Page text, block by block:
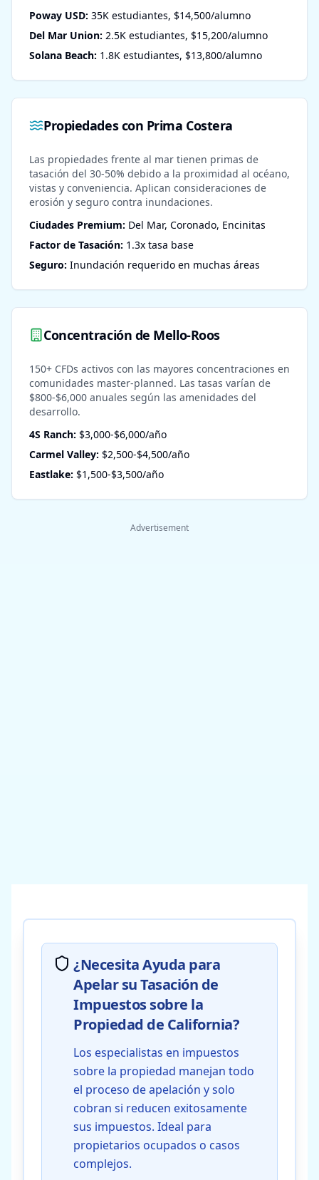
Poway USD: 35K estudiantes, $14,500/alumno
Del Mar Union: 2.5K estudiantes, $15,200/alumno
Solana Beach: 1.8K estudiantes, $13,800/alumno
Propiedades con Prima Costera
Las propiedades frente al mar tienen primas de
tasación del 30-50% debido a la proximidad al océano,
vistas y conveniencia. Aplican consideraciones de
erosión y seguro contra inundaciones.
Ciudades Premium: Del Mar, Coronado, Encinitas
Factor de Tasación: 1.3x tasa base
Seguro: Inundación requerido en muchas áreas
Concentración de Mello-Roos
150+ CFDs activos con las mayores concentraciones en
comunidades master-planned. Las tasas varían de
$800-$6,000 anuales según las amenidades del
desarrollo.
4S Ranch: $3,000-$6,000/año
Carmel Valley: $2,500-$4,500/año
Eastlake: $1,500-$3,500/año
Advertisement
¿Necesita Ayuda para
Apelar su Tasación de
Impuestos sobre la
Propiedad de California?
Los especialistas en impuestos
sobre la propiedad manejan todo
el proceso de apelación y solo
cobran si reducen exitosamente
sus impuestos. Ideal para
propietarios ocupados o casos
complejos.